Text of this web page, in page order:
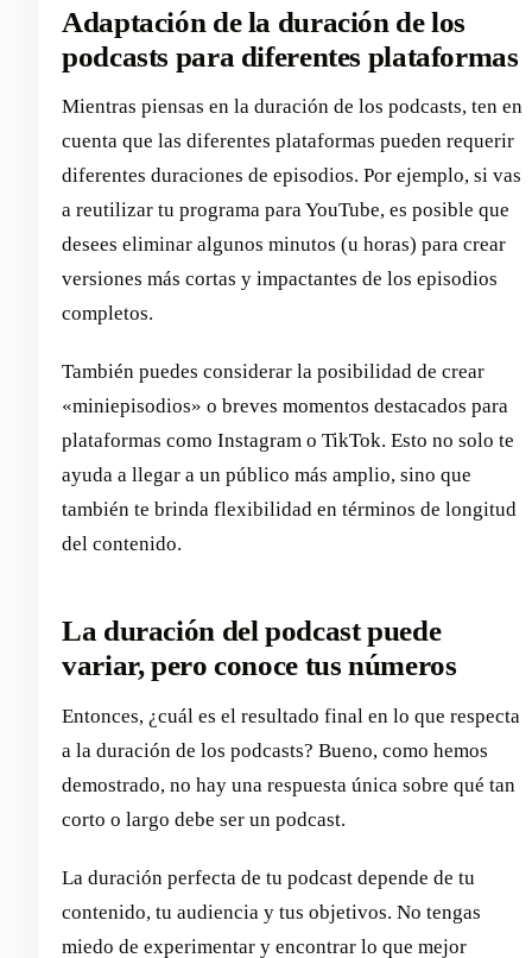
Adaptación de la duración de los
podcasts para diferentes plataformas
Mientras piensas en la duración de los podcasts, ten en
cuenta que las diferentes plataformas pueden requerir
diferentes duraciones de episodios. Por ejemplo, si vas
a reutilizar tu programa para YouTube, es posible que
desees eliminar algunos minutos (u horas) para crear
versiones más cortas y impactantes de los episodios
completos.
También puedes considerar la posibilidad de crear
«miniepisodios» o breves momentos destacados para
plataformas como Instagram o TikTok. Esto no solo te
ayuda a llegar a un público más amplio, sino que
también te brinda flexibilidad en términos de longitud
del contenido.
La duración del podcast puede
variar, pero conoce tus números
Entonces, ¿cuál es el resultado final en lo que respecta
a la duración de los podcasts? Bueno, como hemos
demostrado, no hay una respuesta única sobre qué tan
corto o largo debe ser un podcast.
La duración perfecta de tu podcast depende de tu
contenido, tu audiencia y tus objetivos. No tengas
miedo de experimentar y encontrar lo que mejor